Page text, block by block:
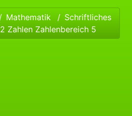
Mathematik
Schriftliches
2 Zahlen Zahlenbereich 5